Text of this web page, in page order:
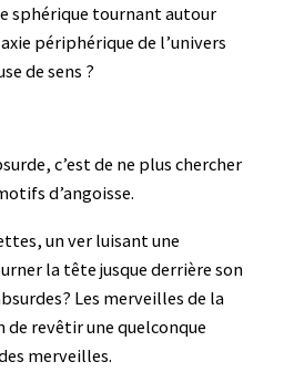
sphérique tournant autour
périphérique de l’univers
de sens ?
c’est de ne plus chercher
d’angoisse.
un ver luisant une
la tête jusque derrière son
Les merveilles de la
de revêtir une quelconque
merveilles.